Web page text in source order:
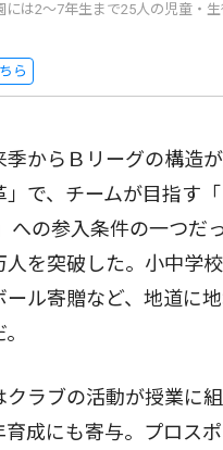
には2〜7年生まで25人の児童・
ら
からＢリーグの構造
」で、チームが目指す
への参入条件の一つだ
人を突破した。小中学
ール寄贈など、地道に
ラブの活動が授業に
育成にも寄与。プロス